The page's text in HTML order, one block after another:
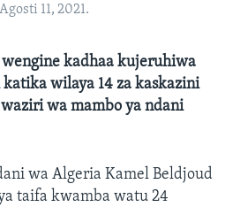
11, 2021.
kadhaa kujeruhiwa
wilaya 14 za kaskazini
wa mambo ya ndani
wa Algeria Kamel Beldjoud
taifa kwamba watu 24